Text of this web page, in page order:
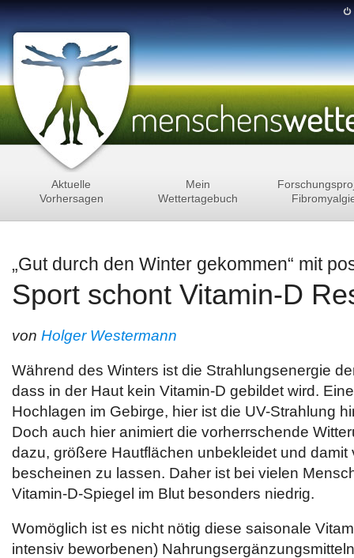
Aktuelle
Vorhersagen
Mein
Wettertagebuch
„Gut durch den Winter gekommen“ mit
Sport schont Vitamin-D
von Holger Westermann
Während des Winters ist die Strahlungsenergie
dass in der Haut kein Vitamin-D gebildet wird.
Hochlagen im Gebirge, hier ist die UV-Strahlung
Doch auch hier animiert die vorherrschende
dazu, größere Hautflächen unbekleidet und damit
bescheinen zu lassen. Daher ist bei vielen
Vitamin-D-Spiegel im Blut besonders niedrig.
Womöglich ist es nicht nötig diese saisonale
intensiv beworbenen)